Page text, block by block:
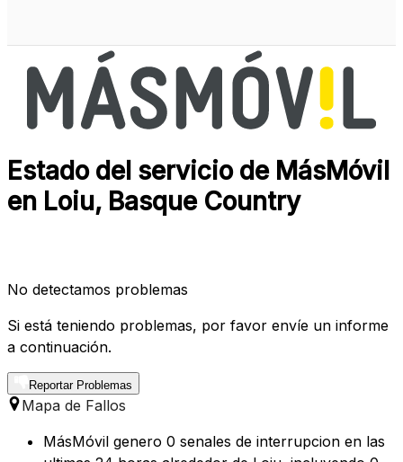
Estado del servicio de MásMóvil
en Loiu, Basque Country
No detectamos problemas
Si está teniendo problemas, por favor envíe un informe
a continuación.
Reportar Problemas
Mapa de Fallos
MásMóvil genero 0 senales de interrupcion en las